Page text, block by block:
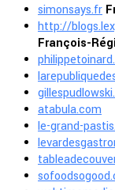
simonsays.fr
http://
François-
atabula.com
le-grand-